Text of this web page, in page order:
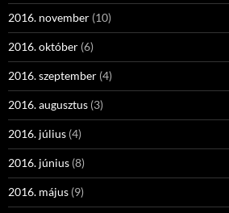
2016. november (10)
2016. október (6)
2016. szeptember (4)
2016. augusztus (3)
2016. július (4)
2016. június (8)
2016. május (9)